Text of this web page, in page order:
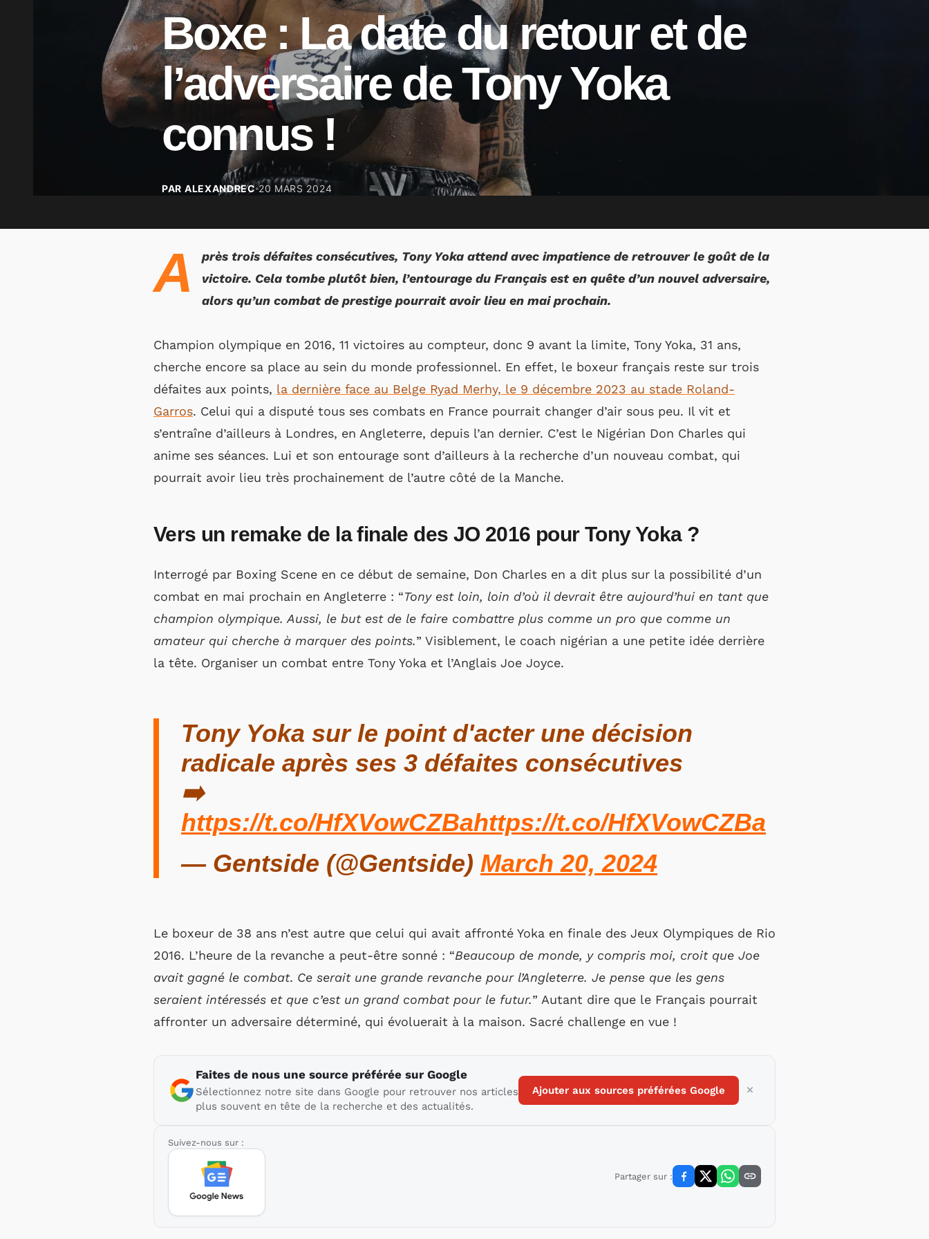
Boxe : La date du retour et de
l’adversaire de Tony Yoka
connus !
PAR ALEXANDREC 20 MARS 2024
A
près trois défaites consécutives, Tony Yoka attend avec impatience de retrouver le goût de la
victoire. Cela tombe plutôt bien, l’entourage du Français est en quête d’un nouvel adversaire,
alors qu’un combat de prestige pourrait avoir lieu en mai prochain.
Champion olympique en 2016, 11 victoires au compteur, donc 9 avant la limite, Tony Yoka, 31 ans,
cherche encore sa place au sein du monde professionnel. En effet, le boxeur français reste sur trois
défaites aux points, la dernière face au Belge Ryad Merhy, le 9 décembre 2023 au stade Roland-
Garros. Celui qui a disputé tous ses combats en France pourrait changer d’air sous peu. Il vit et
s’entraîne d’ailleurs à Londres, en Angleterre, depuis l’an dernier. C’est le Nigérian Don Charles qui
anime ses séances. Lui et son entourage sont d’ailleurs à la recherche d’un nouveau combat, qui
pourrait avoir lieu très prochainement de l’autre côté de la Manche.
Vers un remake de la finale des JO 2016 pour Tony Yoka ?
Interrogé par Boxing Scene en ce début de semaine, Don Charles en a dit plus sur la possibilité d’un
combat en mai prochain en Angleterre : “Tony est loin, loin d’où il devrait être aujourd’hui en tant que
champion olympique. Aussi, le but est de le faire combattre plus comme un pro que comme un
amateur qui cherche à marquer des points.” Visiblement, le coach nigérian a une petite idée derrière
la tête. Organiser un combat entre Tony Yoka et l’Anglais Joe Joyce.
Tony Yoka sur le point d'acter une décision
radicale après ses 3 défaites consécutives
➡️
https://t.co/HfXVowCZBahttps://t.co/HfXVowCZBa
— Gentside (@Gentside) March 20, 2024
Le boxeur de 38 ans n’est autre que celui qui avait affronté Yoka en finale des Jeux Olympiques de Rio
2016. L’heure de la revanche a peut-être sonné : “Beaucoup de monde, y compris moi, croit que Joe
avait gagné le combat. Ce serait une grande revanche pour l’Angleterre. Je pense que les gens
seraient intéressés et que c’est un grand combat pour le futur.” Autant dire que le Français pourrait
affronter un adversaire déterminé, qui évoluerait à la maison. Sacré challenge en vue !
Faites de nous une source préférée sur Google
Sélectionnez notre site dans Google pour retrouver nos articles
plus souvent en tête de la recherche et des actualités.
Ajouter aux sources préférées Google
Suivez-nous sur :
Partager sur :